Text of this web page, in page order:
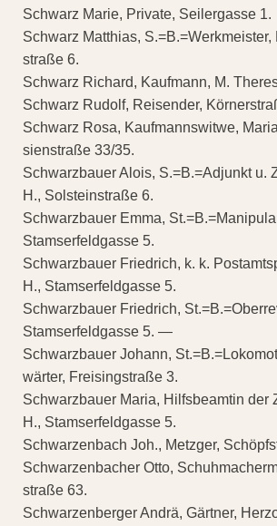
Schwarz Marie, Private, Seilergasse 1.
Schwarz Matthias, S.=B.=Werkmeister,
straße 6.
Schwarz Richard, Kaufmann, M.
Schwarz Rudolf, Reisender,
Schwarz Rosa, Kaufmannswitwe,
sienstraße 33/35.
Schwarzbauer Alois, S.=B.=Adjunkt u.
H., Solsteinstraße 6.
Schwarzbauer Emma,
Stamserfeldgasse 5.
Schwarzbauer Friedrich, k. k.
H., Stamserfeldgasse 5.
Schwarzbauer Friedrich,
Stamserfeldgasse 5. —
Schwarzbauer Johann,
wärter, Freisingstraße 3.
Schwarzbauer Maria, Hilfsbeamtin der
H., Stamserfeldgasse 5.
Schwarzenbach Joh., Metzger,
Schwarzenbacher Otto,
straße 63.
Schwarzenberger Andrä, Gärtner,